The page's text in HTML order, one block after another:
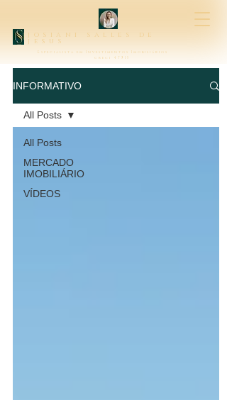
josiani salles de
jesus
creci 47315
Especialista em Investimentos Imobiliários
INFORMATIVO
All Posts
MERCADO
IMOBILIÁRIO
VÍDEOS
All Posts